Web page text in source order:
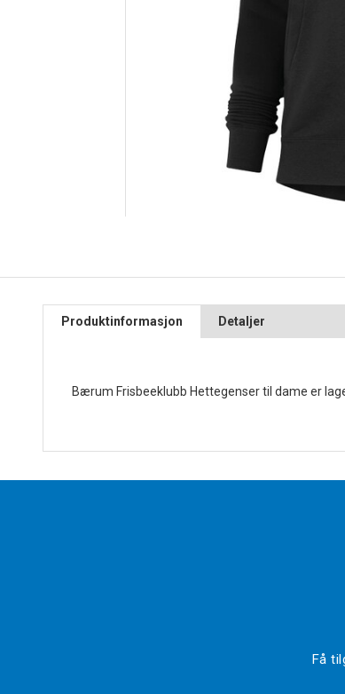
Produktinformasjon Detaljer
Bærum Frisbeeklubb Hettegenser til dame er
Få